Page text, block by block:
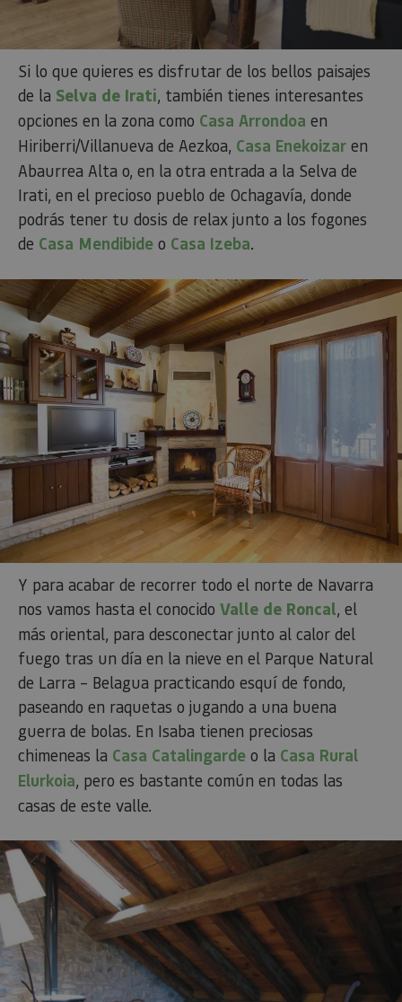
Si lo que quieres es disfrutar de los bellos paisajes
de la Selva de Irati, también tienes interesantes
opciones en la zona como Casa Arrondoa en
Hiriberri/Villanueva de Aezkoa, Casa Enekoizar en
Abaurrea Alta​​​​​​​ o, en la otra entrada a la Selva de
Irati, en el precioso pueblo de Ochagavía, donde
podrás tener tu dosis de relax junto a los fogones
de Casa Mendibide o Casa Izeba.
Y para acabar de recorrer todo el norte de Navarra
nos vamos hasta el conocido Valle de Roncal, el
más oriental, para desconectar junto al calor del
fuego tras un día en la nieve en el Parque Natural
de Larra – Belagua practicando esquí de fondo,
paseando en raquetas o jugando a una buena
guerra de bolas. En Isaba tienen preciosas
chimeneas la Casa Catalingarde o la Casa Rural
Elurkoia, pero es bastante común en todas las
casas de este valle.